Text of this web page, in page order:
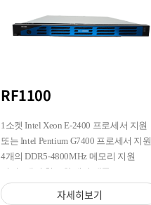
RF1100
1소켓 Intel Xeon E-2400 프로세서 지원
또는 Intel Pentium G7400 프로세서 지원
4개의 DDR5-4800MHz 메모리 지원
전면 4개의 핫스왑 베이 제공
자세히보기